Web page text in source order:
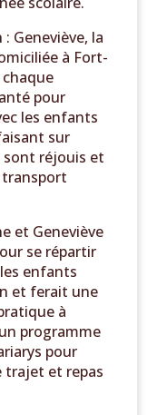
Geneviève, la
à Fort-
chaque
pour
les enfants
sur
sont réjouis et
et Geneviève
se répartir
enfants
et ferait une
à
programme
pour
trajet et repas